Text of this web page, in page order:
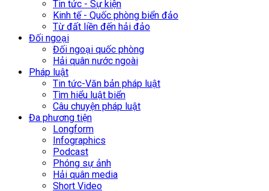
Tin tức - Sự kiện
Kinh tế - Quốc phòng biển đảo
Từ đất liền đến hải đảo
Đối ngoại
Đối ngoại quốc phòng
Hải quân nước ngoài
Pháp luật
Tin tức-Văn bản pháp luật
Tìm hiểu luật biển
Câu chuyện pháp luật
Đa phương tiện
Longform
Infographics
Podcast
Phóng sự ảnh
Hải quân media
Short Video